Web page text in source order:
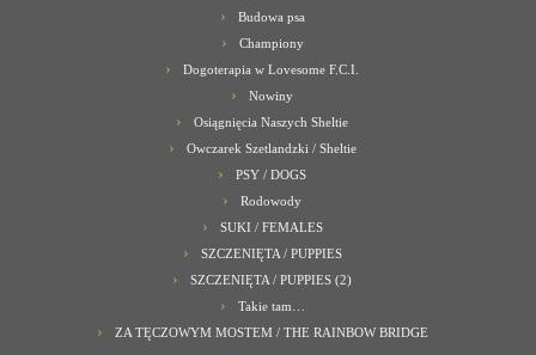
Budowa psa
Championy
Dogoterapia w Lovesome F.C.I.
Nowiny
Osiągnięcia Naszych Sheltie
Owczarek Szetlandzki / Sheltie
PSY / DOGS
Rodowody
SUKI / FEMALES
SZCZENIĘTA / PUPPIES
SZCZENIĘTA / PUPPIES (2)
Takie tam…
ZA TĘCZOWYM MOSTEM / THE RAINBOW BRIDGE